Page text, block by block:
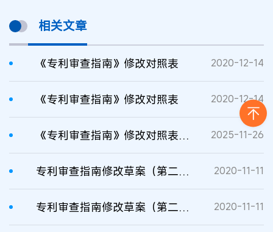
相关文章
《专利审查指南》修改对照表 2020-12-14
《专利审查指南》修改对照表 2020-12-14
《专利审查指南》修改对照表（2025） 2025-11-26
专利审查指南修改草案（第二批征求意见稿）修改对照表 2020-11-11
专利审查指南修改草案（第二批征求意见稿）修改对照表 2020-11-11